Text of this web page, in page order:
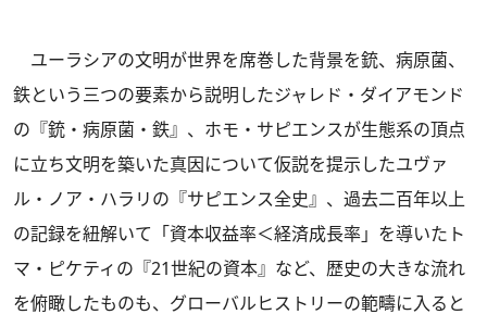
ユーラシアの文明が世界を席巻した背景を銃、病原菌、
鉄という三つの要素から説明したジャレド・ダイアモンド
の『銃・病原菌・鉄』、ホモ・サピエンスが生態系の頂点
に立ち文明を築いた真因について仮説を提示したユヴァ
ル・ノア・ハラリの『サピエンス全史』、過去二百年以上
の記録を紐解いて「資本収益率＜経済成長率」を導いたト
マ・ピケティの『21世紀の資本』など、歴史の大きな流れ
を俯瞰したものも、グローバルヒストリーの範疇に入ると